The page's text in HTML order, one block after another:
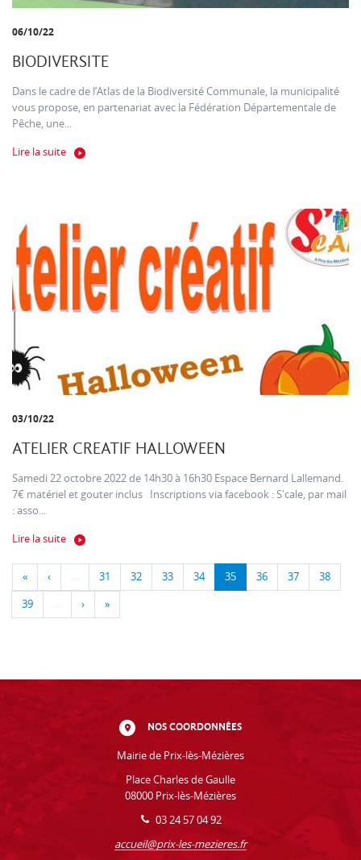
06/10/22
BIODIVERSITE
Dans le cadre de l’Atlas de la Biodiversité Communale, la municipalité
vous propose, en partenariat avec la Fédération Départementale de
Pêche, une...
Lire la suite
03/10/22
ATELIER CREATIF HALLOWEEN
Samedi 22 octobre 2022 de 14h30 à 16h30 Espace Bernard Lallemand.
7€ matériel et gouter inclus Inscriptions via facebook : S'cale, par mail
: asso...
Lire la suite
« ‹ … 31 32 33 34 35 36 37 38
39 … › »
NOS COORDONNÉES
Mairie de Prix-lès-Mézières
Place Charles de Gaulle
08000 Prix-lès-Mézières
03 24 57 04 92
accueil@prix-les-mezieres.fr